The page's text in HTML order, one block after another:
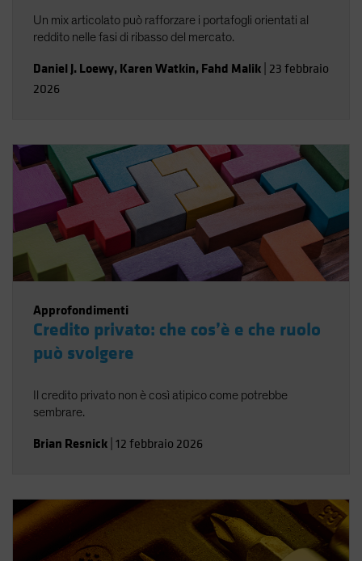
Un mix articolato può rafforzare i portafogli orientati al
reddito nelle fasi di ribasso del mercato.
Daniel J. Loewy, Karen Watkin, Fahd Malik 23 febbraio
2026
Approfondimenti
Credito privato: che cos’è e che ruolo
può svolgere
Il credito privato non è così atipico come potrebbe
sembrare.
Brian Resnick 12 febbraio 2026